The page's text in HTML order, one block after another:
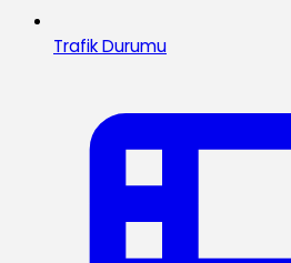
Trafik Durumu